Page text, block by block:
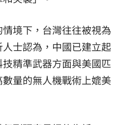
境下，台灣往往被視為
士認為，中國已建立起
精準武器方面與美國匹
量的無人機戰術上媲美